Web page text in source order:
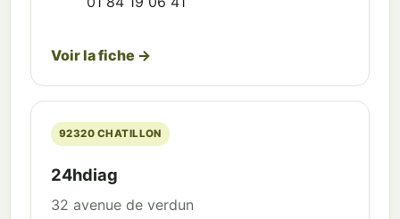
Voir la fiche →
92320 CHATILLON
24hdiag
32 avenue de verdun